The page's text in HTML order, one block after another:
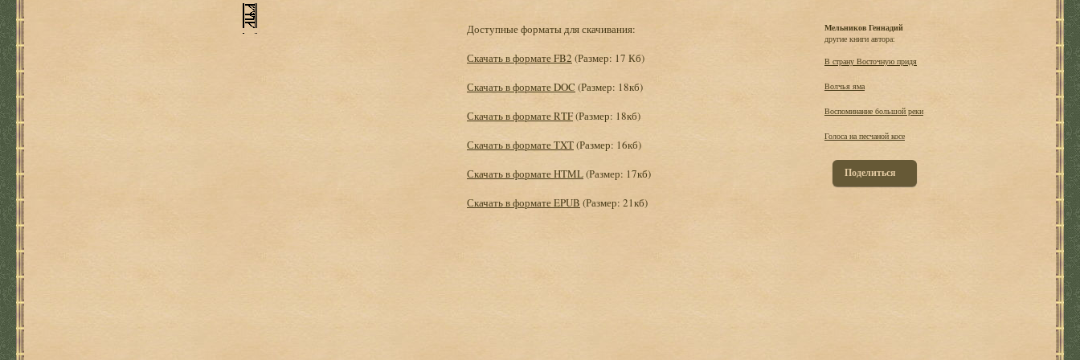
Доступные форматы для скачивания:
Скачать в формате FB2 (Размер: 17 Кб)
Скачать в формате DOC (Размер: 18кб)
Скачать в формате RTF(Размер: 18кб)
Скачать в формате TXT(Размер: 16кб)
Скачать в формате HTML(Размер: 17кб)
Скачать в формате EPUB (Размер: 21кб)
Мельников Геннадий
другие книги автора:
В страну Восточную придя
Волчья яма
Воспоминание большой реки
Голоса на песчаной косе
Поделиться